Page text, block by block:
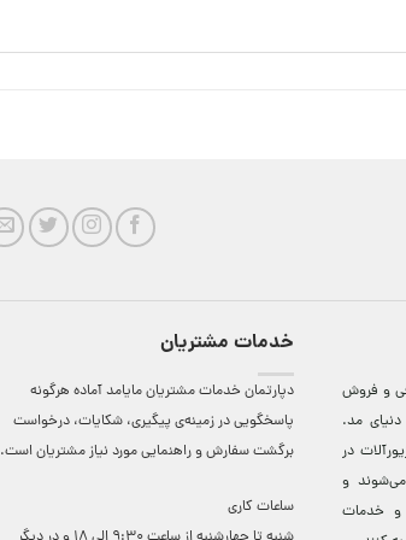
و فروش
مد.
در
می‌شوند و
و خدمات
خدمات مشتریان
دپارتمان خدمات مشتریان مایامد آماده هرگونه
پاسخگویی در زمینه‌ی پیگیری، شکایات، درخواست
برگشت سفارش و راهنمایی مورد نیاز مشتریان است.
ساعات کاری